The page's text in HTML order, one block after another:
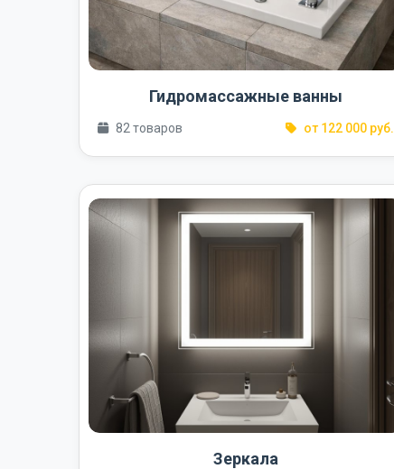
Гидромассажные ванны
82 товаров от 122 000 руб.
Зеркала